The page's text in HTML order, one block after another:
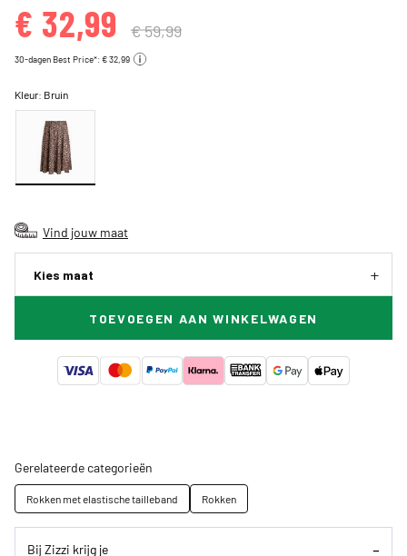
€ 32,99 € 59,99
30-dagen Best Price*: € 32,99
Kleur: Bruin
Vind jouw maat
Kies maat
TOEVOEGEN AAN WINKELWAGEN
Gerelateerde categorieën
Rokken met elastische tailleband Rokken
Bij Zizzi krijg je